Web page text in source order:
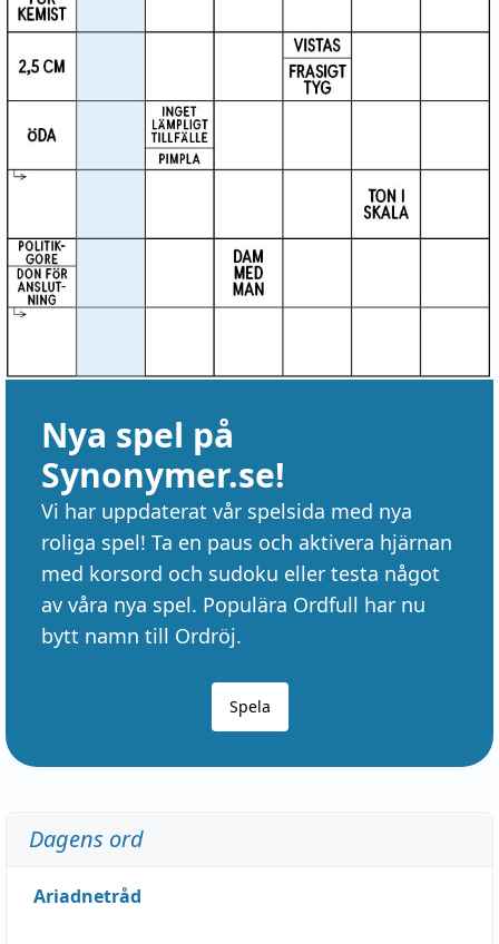
Nya spel på
Synonymer.se!
Vi har uppdaterat vår spelsida med nya
roliga spel! Ta en paus och aktivera hjärnan
med korsord och sudoku eller testa något
av våra nya spel. Populära Ordfull har nu
bytt namn till Ordröj.
Spela
Dagens ord
Ariadnetråd